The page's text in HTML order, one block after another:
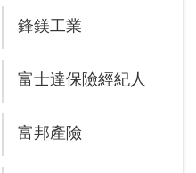
鋒鎂工業
富士達保險經紀人
富邦產險